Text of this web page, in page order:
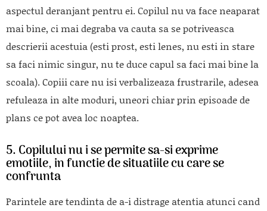
aspectul deranjant pentru ei. Copilul nu va face neaparat
mai bine, ci mai degraba va cauta sa se potriveasca
descrierii acestuia (esti prost, esti lenes, nu esti in stare
sa faci nimic singur, nu te duce capul sa faci mai bine la
scoala). Copiii care nu isi verbalizeaza frustrarile, adesea
refuleaza in alte moduri, uneori chiar prin episoade de
plans ce pot avea loc noaptea.
5. Copilului nu i se permite sa-si exprime
emotiile, in functie de situatiile cu care se
confrunta
Parintele are tendinta de a-i distrage atentia atunci cand